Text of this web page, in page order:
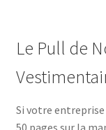
Le Pull de
Si votre entreprise
50 pages sur la